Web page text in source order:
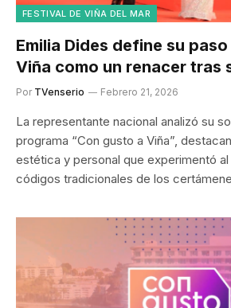
FESTIVAL DE VIÑA DEL MAR
Emilia Dides define su
Viña como un renacer tras
Por TVenserio Febrero 21, 2026
La representante nacional analizó su
programa “Con gusto a Viña”,
estética y personal que experimentó
códigos tradicionales de los